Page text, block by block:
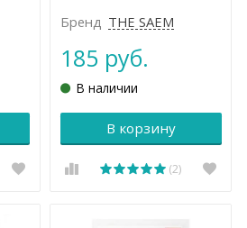
Бренд THE SAEM
185 руб.
В наличии
В корзину
(2)